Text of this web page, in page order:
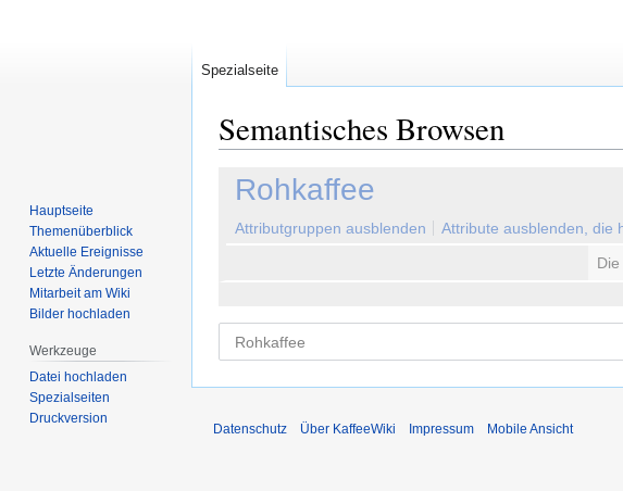
Semantisches Browsen
Zur
Navigation
springen
Zur
Suche
springen
Rohkaffee
Attributgruppen ausblenden
Attribute ausblenden, die
Spezialseite
Hauptseite
Themenüberblick
Aktuelle Ereignisse
Letzte Änderungen
Mitarbeit am Wiki
Bilder hochladen
Werkzeuge
Datei hochladen
Spezialseiten
Druckversion
Datenschutz Über KaffeeWiki Impressum Mobile Ansicht